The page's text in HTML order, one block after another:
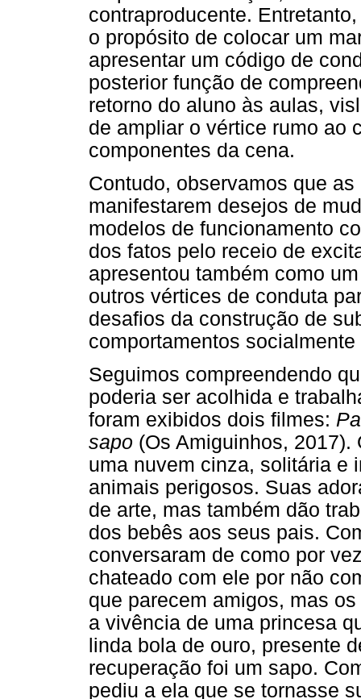
contraproducente.
o propósito de colocar um
apresentar um código de
posterior função de
retorno do aluno às aulas,
de ampliar o vértice rumo ao
componentes da cena.
Contudo, observamos que
manifestarem desejos de
modelos de funcionamento
dos fatos pelo receio de
apresentou também como
outros vértices de conduta
desafios da construção de
comportamentos
Seguimos compreendendo
poderia ser acolhida e
foram exibidos dois filmes:
sapo (Os Amiguinhos,
uma nuvem cinza, solitária e
animais perigosos. Suas
de arte, mas também dão
dos bebês aos seus pais.
conversaram de como por
chateado com ele por não
que parecem amigos, mas
a vivência de uma princesa
linda bola de ouro, presente
recuperação foi um sapo.
pediu a ela que se tornasse